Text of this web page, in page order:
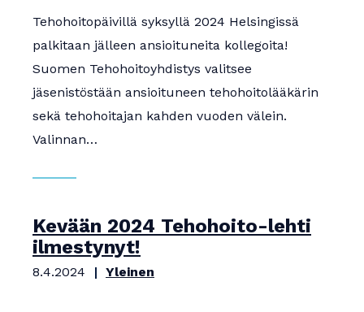
Tehohoitopäivillä syksyllä 2024 Helsingissä
palkitaan jälleen ansioituneita kollegoita!
Suomen Tehohoitoyhdistys valitsee
jäsenistöstään ansioituneen tehohoitolääkärin
sekä tehohoitajan kahden vuoden välein.
Valinnan…
Kevään 2024 Tehohoito-lehti
ilmestynyt!
8.4.2024 Yleinen